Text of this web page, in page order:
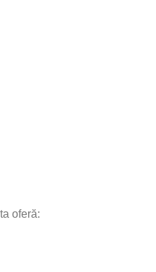
oferă: